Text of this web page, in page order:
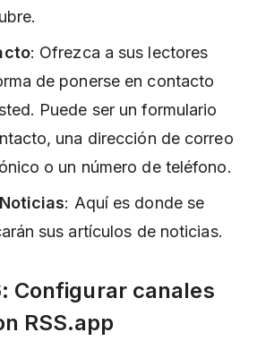
: Ofrezca a sus lectores
de ponerse en contacto
Puede ser un formulario
una dirección de correo
o un número de teléfono.
: Aquí es donde se
sus artículos de noticias.
Configurar canales
RSS.app